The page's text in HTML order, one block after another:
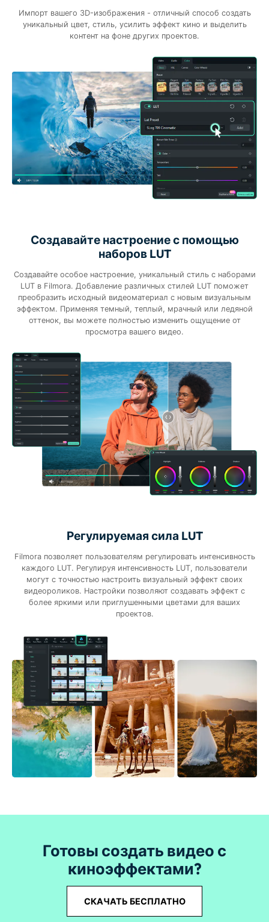
Импорт вашего 3D-изображения - отличный способ создать
уникальный цвет, стиль, усилить эффект кино и выделить
контент на фоне других проектов.
Создавайте настроение с помощью
наборов LUT
Создавайте особое настроение, уникальный стиль с наборами
LUT в Filmora. Добавление различных стилей LUT поможет
преобразить исходный видеоматериал с новым визуальным
эффектом. Применяя темный, теплый, мрачный или ледяной
оттенок, вы можете полностью изменить ощущение от
просмотра вашего видео.
Регулируемая сила LUT
Filmora позволяет пользователям регулировать интенсивность
каждого LUT. Регулируя интенсивность LUT, пользователи
могут с точностью настроить визуальный эффект своих
видеороликов. Настройки позволяют создавать эффект с
более яркими или приглушенными цветами для ваших
проектов.
Готовы создать видео с
киноэффектами?
СКАЧАТЬ БЕСПЛАТНО